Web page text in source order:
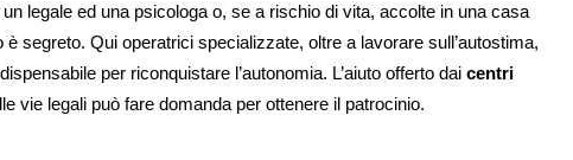
legale ed una psicologa o, se a rischio di vita, accolte in una casa
segreto. Qui operatrici specializzate, oltre a lavorare sull’autostima,
per riconquistare l’autonomia. L’aiuto offerto dai centri
vie legali può fare domanda per ottenere il patrocinio.